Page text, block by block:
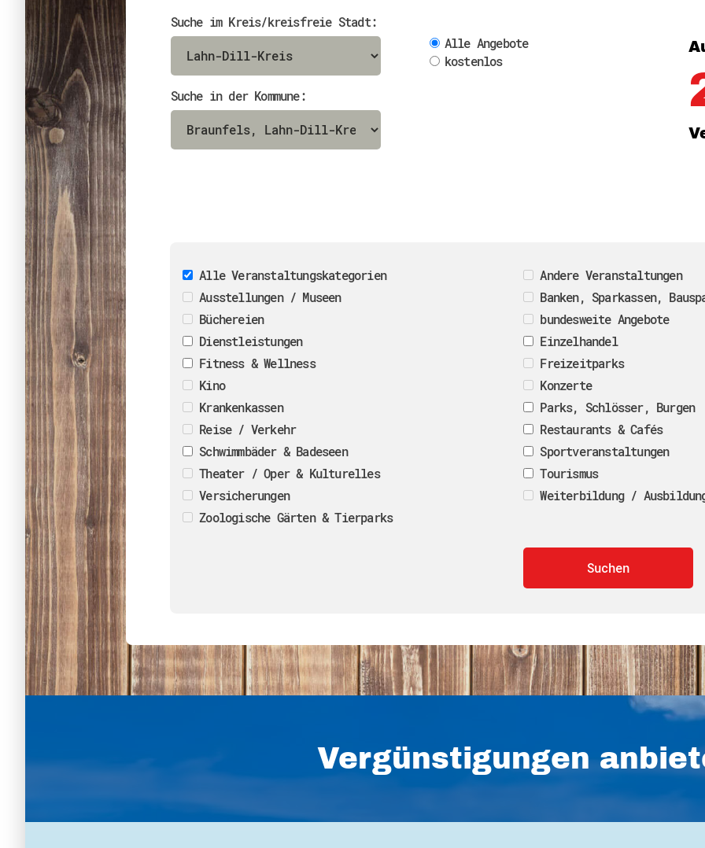
Impressum
Erklärung zur
Suche im Kreis/kreisfreie Stadt:
Suche in der Kommune:
Alle Angebote
kostenlos
Alle Veranstaltungskategorien
Andere Veranstaltungen
Ausstellungen / Museen
Banken, Sparkassen,
Büchereien
bundesweite Angebote
Dienstleistungen
Einzelhandel
Fitness & Wellness
Freizeitparks
Kino
Konzerte
Krankenkassen
Parks, Schlösser, Burgen
Reise / Verkehr
Restaurants & Cafés
Schwimmbäder & Badeseen
Sportveranstaltungen
Theater / Oper & Kulturelles
Tourismus
Versicherungen
Weiterbildung /
Zoologische Gärten & Tierparks
Vergünstigungen